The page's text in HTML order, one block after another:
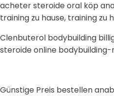
acheter steroide oral köp
training zu hause, training zu
Clenbuterol bodybuilding
steroide online
Günstige Preis bestellen